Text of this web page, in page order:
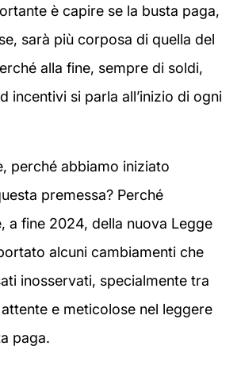
è capire se la busta paga,
sarà più corposa di quella del
alla fine, sempre di soldi,
incentivi si parla all’inizio di ogni
perché abbiamo iniziato
premessa? Perché
a fine 2024, della nuova Legge
alcuni cambiamenti che
inosservati, specialmente tra
e meticolose nel leggere
paga.